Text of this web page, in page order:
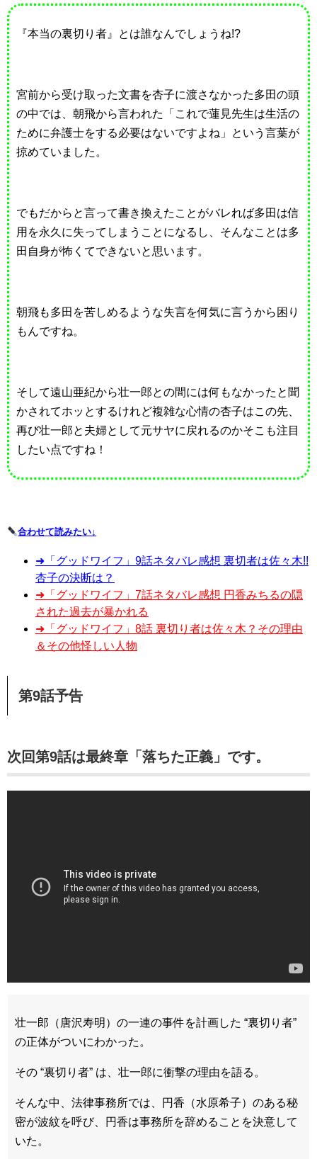
『本当の裏切り者』とは誰なんでしょうね!?
宮前から受け取った文書を杏子に渡さなかった多田の頭
の中では、朝飛から言われた「これで蓮見先生は生活の
ために弁護士をする必要はないですよね」という言葉が
掠めていました。
でもだからと言って書き換えたことがバレれば多田は信
用を永久に失ってしまうことになるし、そんなことは多
田自身が怖くてできないと思います。
朝飛も多田を苦しめるような失言を何気に言うから困り
もんですね。
そして遠山亜紀から壮一郎との間には何もなかったと聞
かされてホッとするけれど複雑な心情の杏子はこの先、
再び壮一郎と夫婦として元サヤに戻れるのかそこも注目
したい点ですね！
合わせて読みたい↓
➜「グッドワイフ」9話ネタバレ感想 裏切者は佐々木!!
杏子の決断は？
➜「グッドワイフ」7話ネタバレ感想 円香みちるの隠
された過去が暴かれる
➜ 「グッドワイフ」8話 裏切り者は佐々木？その理由
＆その他怪しい人物
第9話予告
次回第9話は最終章「落ちた正義」です。
壮一郎（唐沢寿明）の一連の事件を計画した “裏切り者”
の正体がついにわかった。
その “裏切り者” は、壮一郎に衝撃の理由を語る。
そんな中、法律事務所では、円香（水原希子）のある秘
密が波紋を呼び、円香は事務所を辞めることを決意して
いた。